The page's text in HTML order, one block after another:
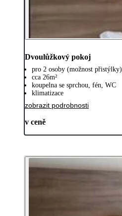
Dvoulůžkový pokoj
pro 2 osoby (možnost přistýlky)
cca 26m²
koupelna se sprchou, fén, WC
klimatizace
zobrazit podrobnosti
v ceně